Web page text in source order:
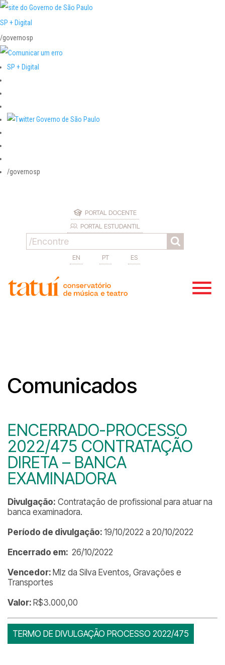
SP + Digital
/governosp
SP + Digital
/governosp
PORTAL DOCENTE
PORTAL ESTUDANTIL
EN PT ES
Comunicados
ENCERRADO-PROCESSO
2022/475 CONTRATAÇÃO
DIRETA – BANCA
EXAMINADORA
Divulgação: Contratação de profissional para atuar na
banca examinadora.
Período de divulgação: 19/10/2022 a 20/10/2022
Encerrado em: 26/10/2022
Vencedor: Mlz da Silva Eventos, Gravações e
Transportes
Valor: R$3.000,00
TERMO DE DIVULGAÇÃO PROCESSO 2022/475